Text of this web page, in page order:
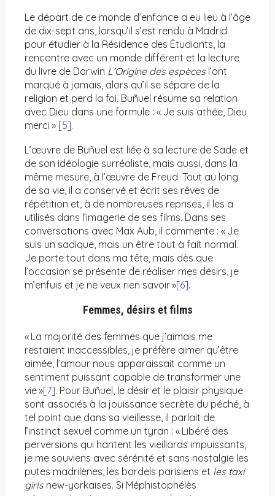
Le départ de ce monde d’enfance a eu lieu à l’âge
de dix-sept ans, lorsqu’il s’est rendu à Madrid
pour étudier à la Résidence des Étudiants, la
rencontre avec un monde différent et la lecture
du livre de Darwin L’Origine des espèces l’ont
marqué à jamais, alors qu’il se sépare de la
religion et perd la foi. Buñuel résume sa relation
avec Dieu dans une formule : « Je suis athée, Dieu
merci » [5].
L’œuvre de Buñuel est liée à sa lecture de Sade et
de son idéologie surréaliste, mais aussi, dans la
même mesure, à l’œuvre de Freud. Tout au long
de sa vie, il a conservé et écrit ses rêves de
répétition et, à de nombreuses reprises, il les a
utilisés dans l’imagerie de ses films. Dans ses
conversations avec Max Aub, il commente : « Je
suis un sadique, mais un être tout à fait normal.
Je porte tout dans ma tête, mais dès que
l’occasion se présente de réaliser mes désirs, je
m’enfuis et je ne veux rien savoir »[6].
Femmes, désirs et films
« La majorité des femmes que j’aimais me
restaient inaccessibles, je préfère aimer qu’être
aimée, l’amour nous apparaissait comme un
sentiment puissant capable de transformer une
vie »[7]. Pour Buñuel, le désir et le plaisir physique
sont associés à la jouissance secrète du péché, à
tel point que dans sa vieillesse, il parlait de
l’instinct sexuel comme un tyran : « Libéré des
perversions qui hantent les vieillards impuissants,
je me souviens avec sérénité et sans nostalgie les
putes madrilènes, les bordels parisiens et les taxi
girls new-yorkaises. Si Méphistophélès